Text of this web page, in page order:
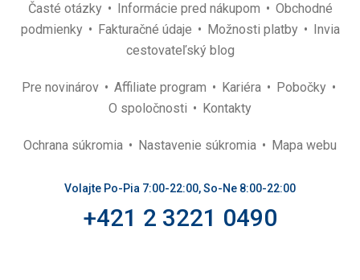
Časté otázky Informácie pred nákupom
Obchodné
podmienky
Fakturačné údaje Možnosti platby
Invia
cestovateľský blog
Pre novinárov Affiliate program Kariéra
Pobočky
O spoločnosti
Kontakty
Ochrana súkromia Nastavenie súkromia Mapa webu
Volajte Po-Pia 7:00-22:00, So-Ne 8:00-22:00
+421 2 3221 0490